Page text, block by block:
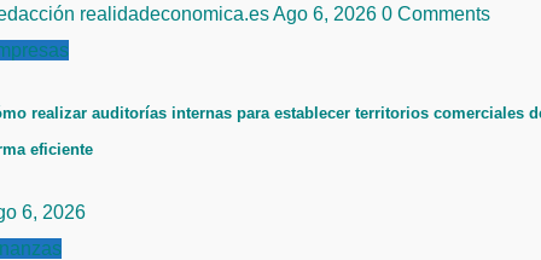
realidadeconomica.esAgo 6, 2026 0 Comments
realizar auditorías internas para establecer territorios comerciales
eficiente
6, 2026